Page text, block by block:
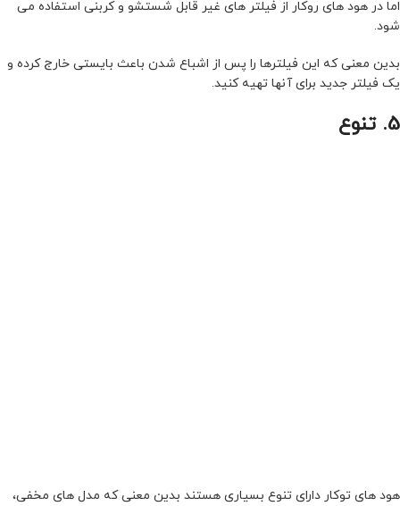
اما در هود های روکار از فیلتر های غیر قابل شستشو و کربنی استفاده می
شود.
بدین معنی که این فیلترها را پس از اشباع شدن باعث بایستی خارج کرده و
یک فیلتر جدید برای آنها تهیه کنید.
5. تنوع
هود های توکار دارای تنوع بسیاری هستند بدین معنی که مدل های مخفی،